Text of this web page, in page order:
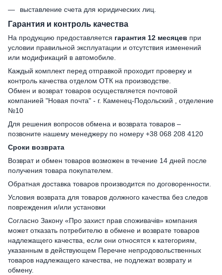
выставление счета для юридических лиц.
Гарантия и контроль качества
На продукцию предоставляется гарантия 12 месяцев при
условии правильной эксплуатации и отсутствия изменений
или модификаций в автомобиле.
Каждый комплект перед отправкой проходит проверку и
контроль качества отделом ОТК на производстве.
Обмен и возврат товаров осуществляется почтовой
компанией "Новая почта" - г. Каменец-Подольский , отделение
№10
Для решения вопросов обмена и возврата товаров –
позвоните нашему менеджеру по номеру +38 068 208 4120
Сроки возврата
Возврат и обмен товаров возможен в течение 14 дней после
получения товара покупателем.
Обратная доставка товаров производится по договоренности.
Условия возврата для товаров должного качества без следов
повреждения и/или установки
Согласно Закону «Про захист прав споживачів» компания
может отказать потребителю в обмене и возврате товаров
надлежащего качества, если они относятся к категориям,
указанным в действующем Перечне непродовольственных
товаров надлежащего качества, не подлежат возврату и
обмену.